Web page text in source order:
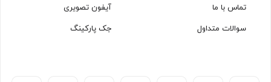
تماس با ما
سوالات متداول
آیفون تصویری
جک پارکینگ